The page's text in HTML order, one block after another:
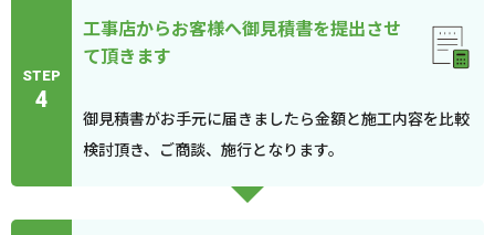
STEP
4
工事店からお客様へ御見積書を提出させ
て頂きます
御見積書がお手元に届きましたら金額と施工内容を比較
検討頂き、ご商談、施行となります。